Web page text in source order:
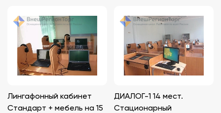
Лингафонный кабинет
Стандарт + мебель на 15
ДИАЛОГ-1 14 мест.
Стационарный